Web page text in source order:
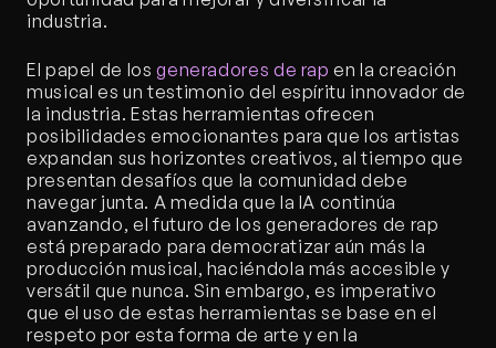
industria.
El papel de los generadores de rap en la creación
musical es un testimonio del espíritu innovador de
la industria. Estas herramientas ofrecen
posibilidades emocionantes para que los artistas
expandan sus horizontes creativos, al tiempo que
presentan desafíos que la comunidad debe
navegar junta. A medida que la IA continúa
avanzando, el futuro de los generadores de rap
está preparado para democratizar aún más la
producción musical, haciéndola más accesible y
versátil que nunca. Sin embargo, es imperativo
que el uso de estas herramientas se base en el
respeto por esta forma de arte y en la